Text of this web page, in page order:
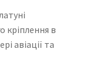
кріплення в
авіації та